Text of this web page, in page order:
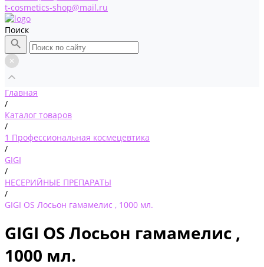
t-cosmetics-shop@mail.ru
Поиск
Главная
/
Каталог товаров
/
1 Профессиональная космецевтика
/
GIGI
/
НЕСЕРИЙНЫЕ ПРЕПАРАТЫ
/
GIGI OS Лосьон гамамелис , 1000 мл.
GIGI OS Лосьон гамамелис ,
1000 мл.